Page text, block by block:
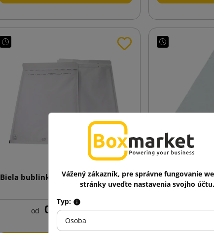
Biela bublinková obálka AirPro C13
170X225
od 0,14 € s DPH
Biela
od
Vážený zákazník, pre správne fungovanie
stránky uveďte nastavenia svojho účtu.
Typ:
Osoba